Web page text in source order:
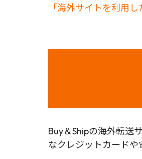
「海外サイトを利用
Buy＆Shipの海外転送
なクレジットカード